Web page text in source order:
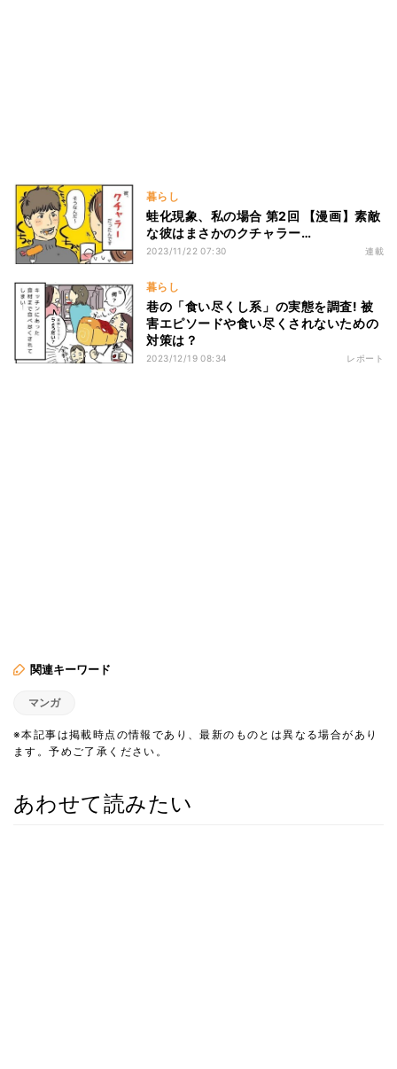
暮らし
蛙化現象、私の場合 第2回 【漫画】素敵
な彼はまさかのクチャラー…
2023/11/22 07:30 連載
暮らし
巷の「食い尽くし系」の実態を調査! 被
害エピソードや食い尽くされないための
対策は？
2023/12/19 08:34 レポート
関連キーワード
マンガ
※本記事は掲載時点の情報であり、最新のものとは異なる場合があり
ます。予めご了承ください。
あわせて読みたい